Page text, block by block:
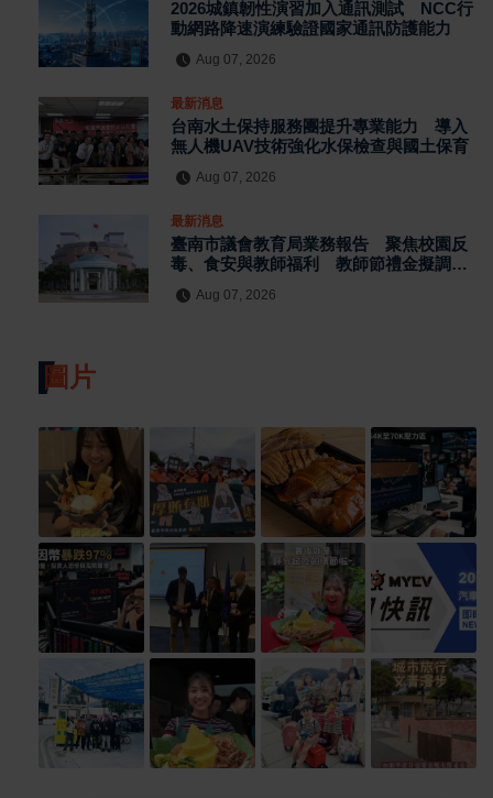
2026城鎮韌性演習加入通訊測試 NCC行
動網路降速演練驗證國家通訊防護能力
Aug 07, 2026
最新消息
台南水土保持服務團提升專業能力 導入
無人機UAV技術強化水保檢查與國土保育
Aug 07, 2026
最新消息
臺南市議會教育局業務報告 聚焦校園反
毒、食安與教師福利 教師節禮金擬調升
Aug 07, 2026
圖片